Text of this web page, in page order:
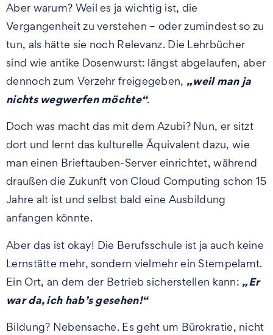
Aber warum? Weil es ja wichtig ist, die
Vergangenheit zu verstehen – oder zumindest so zu
tun, als hätte sie noch Relevanz. Die Lehrbücher
sind wie antike Dosenwurst: längst abgelaufen, aber
dennoch zum Verzehr freigegeben, „weil man ja
nichts wegwerfen möchte“.
Doch was macht das mit dem Azubi? Nun, er sitzt
dort und lernt das kulturelle Äquivalent dazu, wie
man einen Brieftauben-Server einrichtet, während
draußen die Zukunft von Cloud Computing schon 15
Jahre alt ist und selbst bald eine Ausbildung
anfangen könnte.
Aber das ist okay! Die Berufsschule ist ja auch keine
Lernstätte mehr, sondern vielmehr ein Stempelamt.
Ein Ort, an dem der Betrieb sicherstellen kann: „Er
war da, ich hab’s gesehen!“
Bildung? Nebensache. Es geht um Bürokratie, nicht